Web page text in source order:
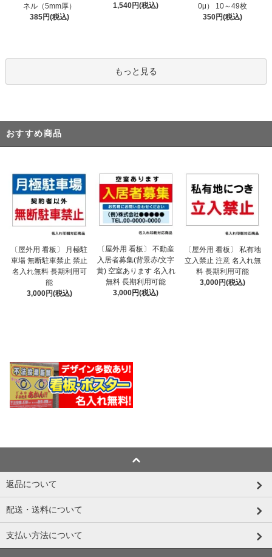
ネル（5mm厚）
385円(税込)
1,540円(税込)
0μ） 10～49枚
350円(税込)
もっと見る
おすすめ商品
〔屋外用 看板〕 月極駐
車場 無断駐車禁止 禁止
名入れ無料 長期利用可
能
3,000円(税込)
〔屋外用 看板〕 不動産
入居者募集(背景赤/文字
黄) 空室あります 名入れ
無料 長期利用可能
3,000円(税込)
〔屋外用 看板〕 私有地
立入禁止 注意 名入れ無
料 長期利用可能
3,000円(税込)
返品について
配送・送料について
支払い方法について